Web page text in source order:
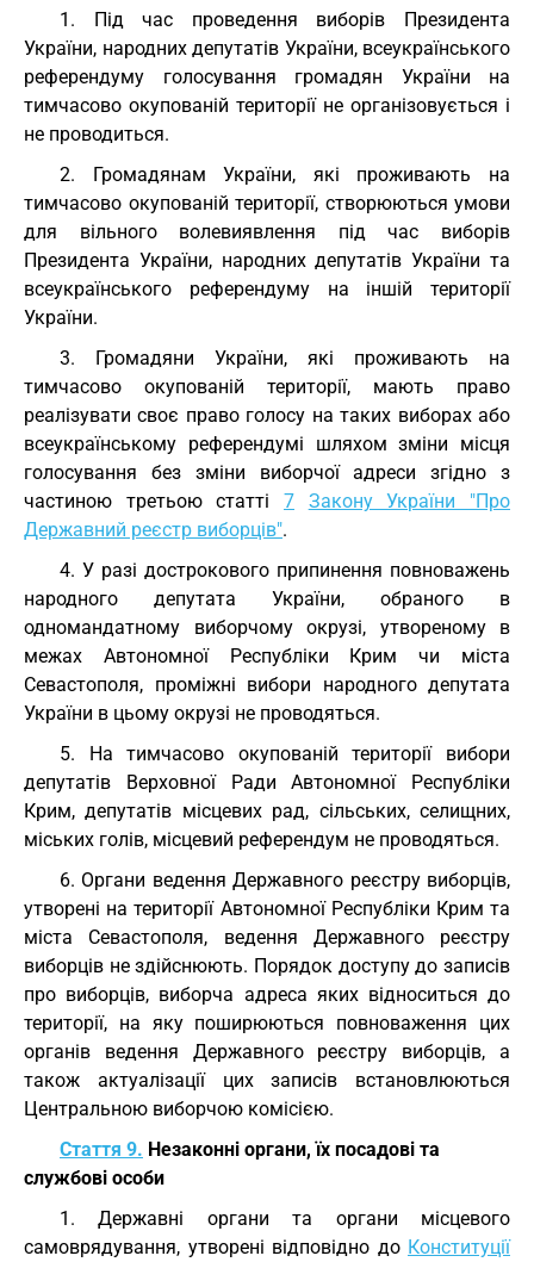
1. Під час проведення виборів Президента
України, народних депутатів України, всеукраїнського
референдуму голосування громадян України на
тимчасово окупованій території не організовується і
не проводиться.
2. Громадянам України, які проживають на
тимчасово окупованій території, створюються умови
для вільного волевиявлення під час виборів
Президента України, народних депутатів України та
всеукраїнського референдуму на іншій території
України.
3. Громадяни України, які проживають на
тимчасово окупованій території, мають право
реалізувати своє право голосу на таких виборах або
всеукраїнському референдумі шляхом зміни місця
голосування без зміни виборчої адреси згідно з
частиною третьою статті 7
Закону України "Про
Державний реєстр виборців".
4. У разі дострокового припинення повноважень
народного депутата України, обраного в
одномандатному виборчому окрузі, утвореному в
межах Автономної Республіки Крим чи міста
Севастополя, проміжні вибори народного депутата
України в цьому окрузі не проводяться.
5. На тимчасово окупованій території вибори
депутатів Верховної Ради Автономної Республіки
Крим, депутатів місцевих рад, сільських, селищних,
міських голів, місцевий референдум не проводяться.
6. Органи ведення Державного реєстру виборців,
утворені на території Автономної Республіки Крим та
міста Севастополя, ведення Державного реєстру
виборців не здійснюють. Порядок доступу до записів
про виборців, виборча адреса яких відноситься до
території, на яку поширюються повноваження цих
органів ведення Державного реєстру виборців, а
також актуалізації цих записів встановлюються
Центральною виборчою комісією.
Стаття 9. Незаконні органи, їх посадові та
службові особи
1. Державні органи та органи місцевого
самоврядування, утворені відповідно до Конституції